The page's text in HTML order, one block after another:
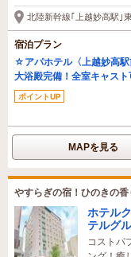
北陸新幹線｢上越妙高駅｣
宿泊プラン
☆アパホテル〈上越妙高
大浴殿完備！全室キャス
ポイントUP
MAPを見る
やすらぎの宿！ひのきの
ホテル
テルグ
コストパ